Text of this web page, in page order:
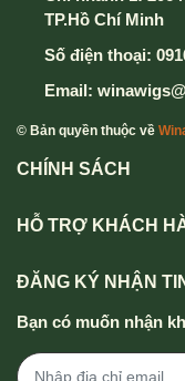
TP.Hồ Chí Minh
Số điện thoại:
Email:
© Bản quyền thuộc về
CHÍNH SÁCH
HỖ TRỢ KHÁCH
ĐĂNG KÝ NHẬN
Bạn có muốn nhận